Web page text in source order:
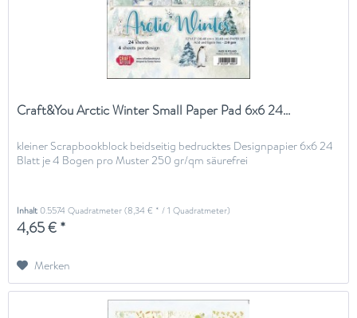
Craft&You Arctic Winter Small Paper Pad 6x6 24...
kleiner Scrapbookblock beidseitig bedrucktes Designpapier 6x6 24
Blatt je 4 Bogen pro Muster 250 gr/qm säurefrei
Inhalt0.5574 Quadratmeter(8,34 € * / 1 Quadratmeter)
4,65 € *
Merken